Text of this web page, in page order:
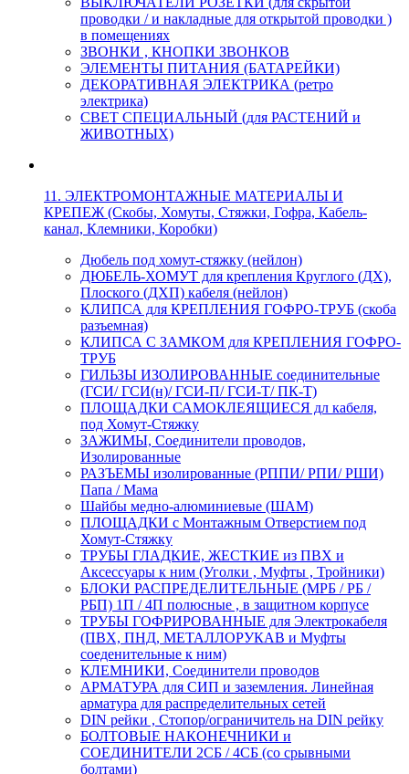
проводки / и накладные для открытой проводки )
в помещениях
ЗВОНКИ , КНОПКИ ЗВОНКОВ
ЭЛЕМЕНТЫ ПИТАНИЯ (БАТАРЕЙКИ)
ДЕКОРАТИВНАЯ ЭЛЕКТРИКА (ретро
электрика)
СВЕТ СПЕЦИАЛЬНЫЙ (для РАСТЕНИЙ и
ЖИВОТНЫХ)
11. ЭЛЕКТРОМОНТАЖНЫЕ МАТЕРИАЛЫ И
КРЕПЕЖ (Скобы, Хомуты, Стяжки, Гофра, Кабель-
канал, Клемники, Коробки)
Дюбель под хомут-стяжку (нейлон)
ДЮБЕЛЬ-ХОМУТ для крепления Круглого (ДХ),
Плоского (ДХП) кабеля (нейлон)
КЛИПСА для КРЕПЛЕНИЯ ГОФРО-ТРУБ (скоба
разъемная)
КЛИПСА С ЗАМКОМ для КРЕПЛЕНИЯ ГОФРО-
ТРУБ
ГИЛЬЗЫ ИЗОЛИРОВАННЫЕ соединительные
(ГСИ/ ГСИ(н)/ ГСИ-П/ ГСИ-Т/ ПК-Т)
ПЛОЩАДКИ САМОКЛЕЯЩИЕСЯ дл кабеля,
под Хомут-Стяжку
ЗАЖИМЫ, Соединители проводов,
Изолированные
РАЗЪЕМЫ изолированные (РППИ/ РПИ/ РШИ)
Папа / Мама
Шайбы медно-алюминиевые (ШАМ)
ПЛОЩАДКИ с Монтажным Отверстием под
Хомут-Стяжку
ТРУБЫ ГЛАДКИЕ, ЖЕСТКИЕ из ПВХ и
Аксессуары к ним (Уголки , Муфты , Тройники)
БЛОКИ РАСПРЕДЕЛИТЕЛЬНЫЕ (МРБ / РБ /
РБП) 1П / 4П полюсные , в защитном корпусе
ТРУБЫ ГОФРИРОВАННЫЕ для Электрокабеля
(ПВХ, ПНД, МЕТАЛЛОРУКАВ и Муфты
соеденительные к ним)
КЛЕМНИКИ, Соединители проводов
АРМАТУРА для СИП и заземления. Линейная
арматура для распределительных сетей
DIN рейки , Стопор/ограничитель на DIN рейку
БОЛТОВЫЕ НАКОНЕЧНИКИ и
СОЕДИНИТЕЛИ 2СБ / 4СБ (со срывными
болтами)